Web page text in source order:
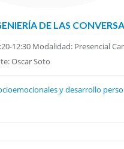
DE LAS
12:30 Modalidad: Presencial
Oscar Soto
y desarrollo